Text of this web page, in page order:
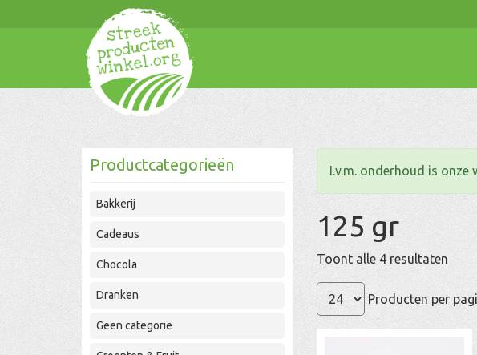
Productcategorieën
Bakkerij
Cadeaus
Chocola
Dranken
Geen categorie
I.v.m. onderhoud is onze
125 gr
Toont alle 4 resultaten
Producten per